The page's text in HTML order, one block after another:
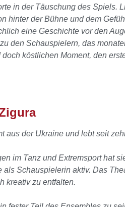
in der Täuschung des Spiels.
hinter der Bühne und dem
eine Geschichte vor den
den Schauspielern, das
doch köstlichen Moment, den
aus der Ukraine und lebt seit
im Tanz und Extremsport hat
als Schauspielerin aktiv. Das
kreativ zu entfalten.